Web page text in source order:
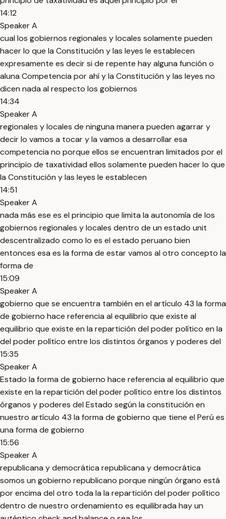
14:12
Speaker A
cual los gobiernos regionales y locales solamente pueden
hacer lo que la Constitución y las leyes le establecen
expresamente es decir si de repente hay alguna función o
aluna Competencia por ahí y la Constitución y las leyes no
dicen nada al respecto los gobiernos
14:34
Speaker A
regionales y locales de ninguna manera pueden agarrar y
decir lo vamos a tocar y la vamos a desarrollar esa
competencia no porque ellos se encuentran limitados por el
principio de taxatividad ellos solamente pueden hacer lo que
la Constitución y las leyes le establecen
14:51
Speaker A
nada más ese es el principio que limita la autonomía de los
gobiernos regionales y locales dentro de un estado unit
descentralizado como lo es el estado peruano bien
entonces esa es la forma de estar vamos al otro concepto la
forma de
15:09
Speaker A
gobierno que se encuentra también en el artículo 43 la forma
de gobierno hace referencia al equilibrio que existe al
equilibrio que existe en la repartición del poder político en la
del poder político entre los distintos órganos y poderes del
15:35
Speaker A
Estado la forma de gobierno hace referencia al equilibrio que
existe en la repartición del poder político entre los distintos
órganos y poderes del Estado según la constitución en
nuestro artículo 43 la forma de gobierno que tiene el Perú es
una forma de gobierno
15:56
Speaker A
republicana y democrática republicana y democrática
somos un gobierno republicano porque ningún órgano está
por encima del otro toda la la repartición del poder político
dentro de nuestro ordenamiento es equilibrada hay un